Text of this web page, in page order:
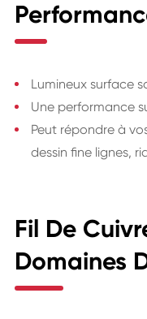
Lumineux surface
Une performance
Peut répondre à
dessin fine lignes,
Fil De
Domaines